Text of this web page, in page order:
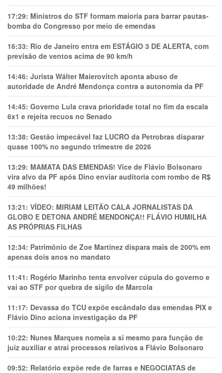
17:29: Ministros do STF formam maioria para barrar pautas-
bomba do Congresso por meio de emendas
16:33: Rio de Janeiro entra em ESTÁGIO 3 DE ALERTA, com
previsão de ventos acima de 90 km/h
14:46: Jurista Wálter Maierovitch aponta abuso de
autoridade de André Mendonça contra a autonomia da PF
14:45: Governo Lula crava prioridade total no fim da escala
6x1 e rejeita recuos no Senado
13:38: Gestão impecável faz LUCRO da Petrobras disparar
quase 100% no segundo trimestre de 2026
13:29: MAMATA DAS EMENDAS! Vice de Flávio Bolsonaro
vira alvo da PF após Dino enviar auditoria com rombo de R$
49 milhões!
13:21: VÍDEO: MIRIAM LEITÃO CALA JORNALISTAS DA
GLOBO E DETONA ANDRÉ MENDONÇA!! FLÁVIO HUMILHA
AS PRÓPRIAS FILHAS
12:34: Patrimônio de Zoe Martínez dispara mais de 200% em
apenas dois anos no mandato
11:41: Rogério Marinho tenta envolver cúpula do governo e
vai ao STF por quebra de sigilo de Marcola
11:17: Devassa do TCU expõe escândalo das emendas PIX e
Flávio Dino aciona investigação da PF
10:22: Nunes Marques nomeia a si mesmo para função de
juiz auxiliar e atrai processos relativos a Flávio Bolsonaro
09:52: Relatório expõe rede de farras e NEGOCIATAS de